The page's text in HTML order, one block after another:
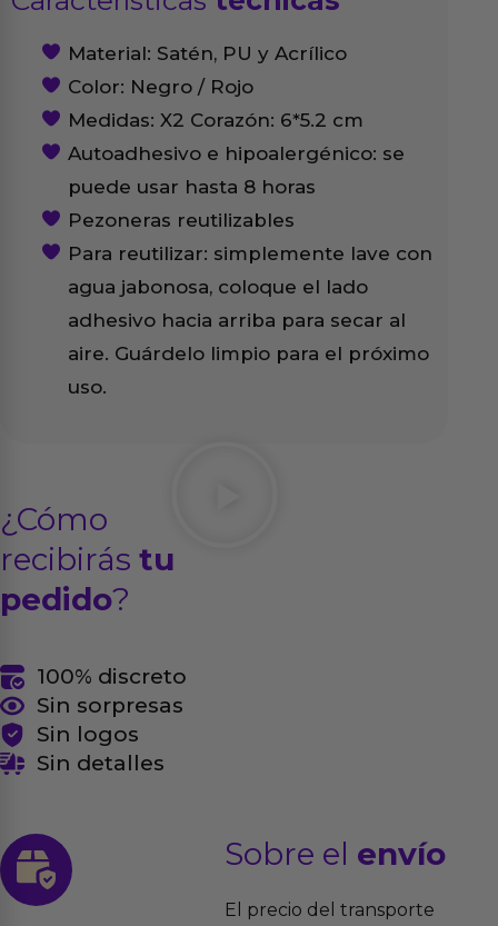
Material: Satén, PU y Acrílico
Color: Negro / Rojo
Medidas: X2 Corazón: 6*5.2 cm
Autoadhesivo e hipoalergénico: se
puede usar hasta 8 horas
Pezoneras reutilizables
Para reutilizar: simplemente lave con
agua jabonosa, coloque el lado
adhesivo hacia arriba para secar al
aire. Guárdelo limpio para el próximo
uso.
¿Cómo
recibirás tu
pedido?
100% discreto
Sin sorpresas
Sin logos
Sin detalles
Sobre el envío
El precio del transporte